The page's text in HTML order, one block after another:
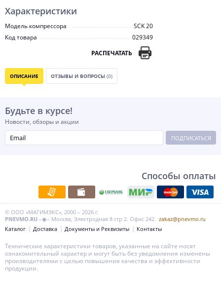
Характеристики
Модель компрессора
SCK 20
Код товара
029349
РАСПЕЧАТАТЬ
ОПИСАНИЕ ОТЗЫВЫ И ВОПРОСЫ (0)
Будьте в курсе!
Новости, обзоры и акции
ПОДПИСАТЬСЯ
Способы оплаты
© ООО «МАГИМЭКС», 2000 – 2026 г.
PNEVMO.RU –◉– Москва, Электродная 8 стр 2. Офис 242. zakaz@pnevmo.ru
Каталог
Доставка Документы и Реквизиты Контакты
Технические характеристики товаров, указанные на сайте носят
ознакомительный характер и могут быть без уведомления изменены
производителями с целью повышения качества и эффективности
продукции.